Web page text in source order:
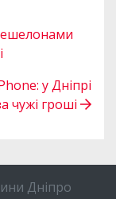
ешелонами
у Дніпрі
чужі гроші
Дніпро